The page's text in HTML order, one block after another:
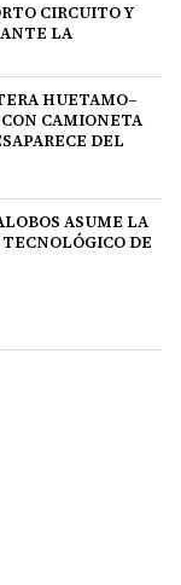
CIRCUITO Y
LA
HUETAMO–
CAMIONETA
DEL
ASUME LA
DE